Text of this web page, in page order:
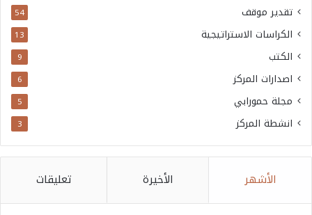
تقدير موقف 54
الكراسات الاستراتيجية 13
الكتب 9
اصدارات المركز 6
مجلة حمورابي 5
انشطة المركز 3
الأشهر الأخيرة تعليقات